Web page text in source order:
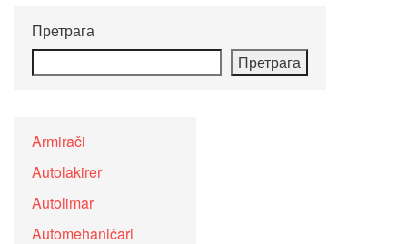
Претрага
Претрага
Armirači
Autolakirer
Autolimar
Automehaničari